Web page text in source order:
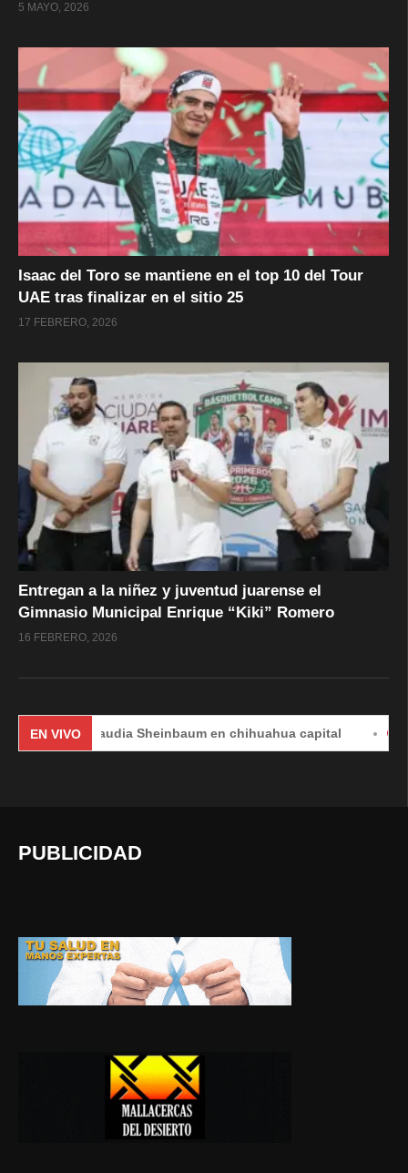
5 MAYO, 2026
Isaac del Toro se mantiene en el top 10 del Tour
UAE tras finalizar en el sitio 25
17 FEBRERO, 2026
Entregan a la niñez y juventud juarense el
Gimnasio Municipal Enrique “Kiki” Romero
16 FEBRERO, 2026
EN VIVO
Claudia Sheinbaum en chihuahua capital #EnVivo |
PUBLICIDAD